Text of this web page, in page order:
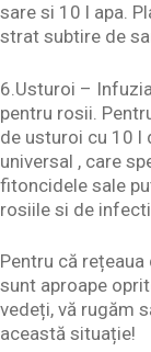
sare si 10 l apa.
strat subtire de
6.Usturoi –
pentru rosii.
de usturoi cu 10 l
universal , care
fitoncidele sale
rosiile si de
Pentru că
sunt aproape
vedeți, vă rugăm
această situație!